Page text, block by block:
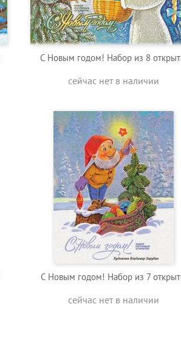
С Новым годом! Набор из 8
сейчас нет в наличии
С Новым годом! Набор из 7
сейчас нет в наличии